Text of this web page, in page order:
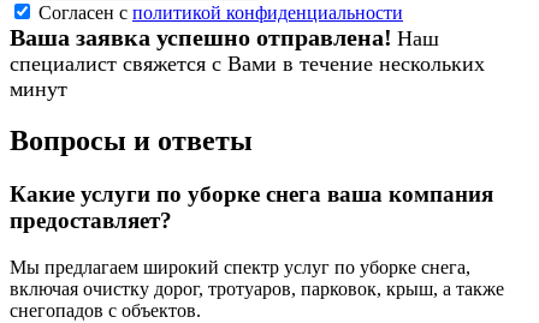
Согласен с политикой конфиденциальности
Ваша заявка успешно отправлена! Наш
специалист свяжется с Вами в течение нескольких
минут
Вопросы и ответы
Какие услуги по уборке снега ваша компания
предоставляет?
Мы предлагаем широкий спектр услуг по уборке снега,
включая очистку дорог, тротуаров, парковок, крыш, а также
снегопадов с объектов.